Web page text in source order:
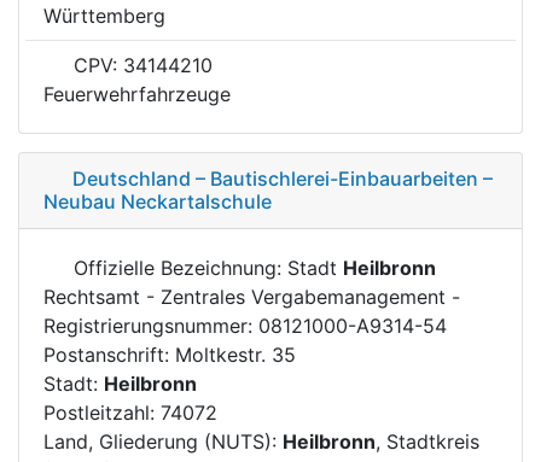
Württemberg
CPV: 34144210
Feuerwehrfahrzeuge
Deutschland – Bautischlerei-Einbauarbeiten –
Neubau Neckartalschule
Offizielle Bezeichnung: Stadt Heilbronn
Rechtsamt - Zentrales Vergabemanagement -
Registrierungsnummer: 08121000-A9314-54
Postanschrift: Moltkestr. 35
Stadt: Heilbronn
Postleitzahl: 74072
Land, Gliederung (NUTS): Heilbronn, Stadtkreis